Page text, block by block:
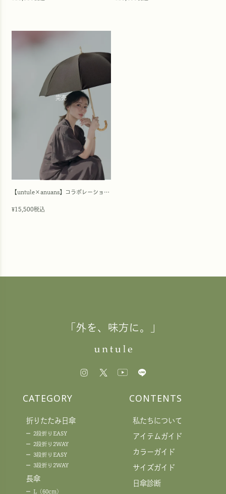
【untule×anuans】コラボレーション日傘(長傘/S)
¥15,500税込
完売
「外を、味方に。」
CATEGORY
折りたたみ日傘
2段折りEASY
2段折り2WAY
3段折りEASY
3段折り2WAY
長傘
L（60cm）
CONTENTS
私たちについて
アイテムガイド
カラーガイド
サイズガイド
日傘診断